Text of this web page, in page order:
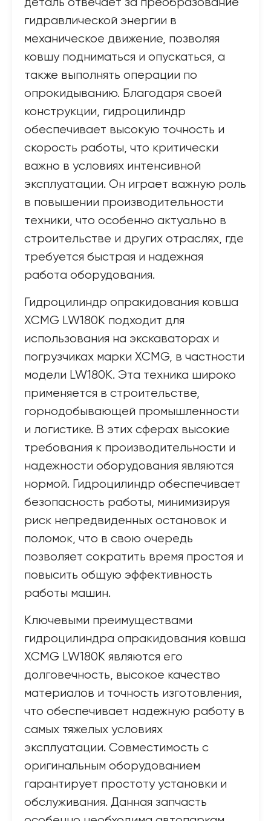
деталь отвечает за преобразование
гидравлической энергии в
механическое движение, позволяя
ковшу подниматься и опускаться, а
также выполнять операции по
опрокидыванию. Благодаря своей
конструкции, гидроцилиндр
обеспечивает высокую точность и
скорость работы, что критически
важно в условиях интенсивной
эксплуатации. Он играет важную роль
в повышении производительности
техники, что особенно актуально в
строительстве и других отраслях, где
требуется быстрая и надежная
работа оборудования.
Гидроцилиндр опракидования ковша
XCMG LW180K подходит для
использования на экскаваторах и
погрузчиках марки XCMG, в частности
модели LW180K. Эта техника широко
применяется в строительстве,
горнодобывающей промышленности
и логистике. В этих сферах высокие
требования к производительности и
надежности оборудования являются
нормой. Гидроцилиндр обеспечивает
безопасность работы, минимизируя
риск непредвиденных остановок и
поломок, что в свою очередь
позволяет сократить время простоя и
повысить общую эффективность
работы машин.
Ключевыми преимуществами
гидроцилиндра опракидования ковша
XCMG LW180K являются его
долговечность, высокое качество
материалов и точность изготовления,
что обеспечивает надежную работу в
самых тяжелых условиях
эксплуатации. Совместимость с
оригинальным оборудованием
гарантирует простоту установки и
обслуживания. Данная запчасть